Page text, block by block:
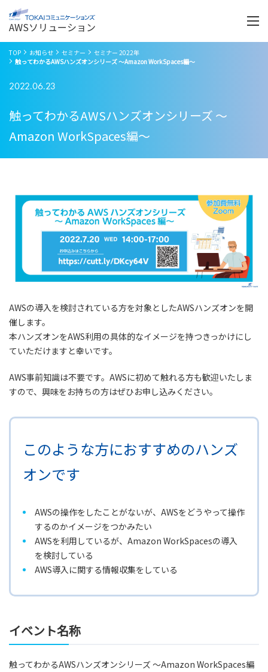
AWSソリューション
く
TOP お知らせ セミナー
セミナー 2022年
触ってわかるAWSハンズオンシリーズ ～Amazon WorkSpaces編～
2022.06.23
触ってわかるAWSハンズオンシリーズ ～
Amazon WorkSpaces編～
AWSの導入を検討されている方を対象としたAWSハンズオンを開
催します。
本ハンズオンをAWS利用の具体的なイメージを持つきっかけにし
ていただけますと幸いです。
AWS事前知識は不要です。AWSに初めて触れる方も歓迎いたしま
すので、興味をお持ちの方はぜひお申し込みください。
このような方におすすめのハンズ
オンです
AWSの操作をしたことがないが、AWSをどうやって操作
するのかイメージをつかみたい
AWSを利用しているが、Amazon WorkSpacesの導入
を検討している
AWS導入に関する情報収集をしている
イベント名称
触ってわかるAWSハンズオンシリーズ ～Amazon WorkSpaces編